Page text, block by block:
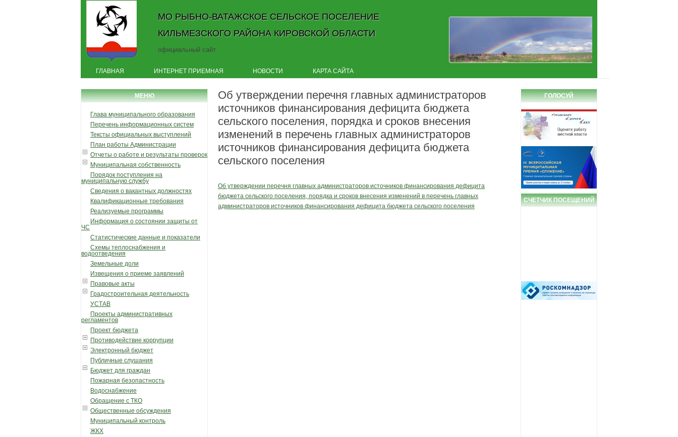
МО РЫБНО-ВАТАЖСКОЕ СЕЛЬСКОЕ ПОСЕЛЕНИЕ
КИЛЬМЕЗСКОГО РАЙОНА КИРОВСКОЙ ОБЛАСТИ
официальный сайт
Skip to content
ГЛАВНАЯ ИНТЕРНЕТ ПРИЕМНАЯ НОВОСТИ КАРТА САЙТА
МЕНЮ
Глава муниципального образования
Перечень информационных систем
Тексты официальных выступлений
План работы Администрации
Отчеты о работе и результаты проверок
Муниципальная собственность
Порядок поступления на
муниципальную службу
Сведения о вакантных должностях
Квалификационные требования
Реализуемые программы
Информация о состоянии защиты от
ЧС
Статистические данные и показатели
Схемы теплоснабжения и
водоотведения
Земельные доли
Извещения о приеме заявлений
Правовые акты
Градостроительная деятельность
УСТАВ
Проекты административных
регламентов
Проект бюджета
Противодействие коррупции
Электронный бюджет
Публичные слушания
Бюджет для граждан
Пожарная безопастность
Водоснабжение
Обращение с ТКО
Общественные обсуждения
Муниципальный контроль
ЖКХ
Об утверждении перечня главных администраторов
источников финансирования дефицита бюджета
сельского поселения, порядка и сроков внесения
изменений в перечень главных администраторов
источников финансирования дефицита бюджета
сельского поселения
Об утверждении перечня главных администраторов источников финансирования дефицита
бюджета сельского поселения, порядка и сроков внесения изменений в перечень главных
администраторов источников финансирования дефицита бюджета сельского поселения
ГОЛОСУЙ
СЧЕТЧИК ПОСЕЩЕНИЙ